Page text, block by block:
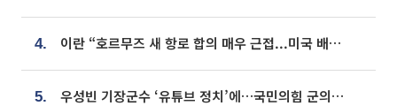
4. 이란 “호르무즈 새 항로 합의 매우 근접...미국 배상 먼저”
5. 우성빈 기장군수 ‘유튜브 정치’에…국민의힘 군의원들 집단 반발